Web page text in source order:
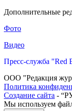
Дополнительные
Фото
Видео
Пресс-служба "Red
ООО "Редакция
Политика
Создание сайта -
Мы используем